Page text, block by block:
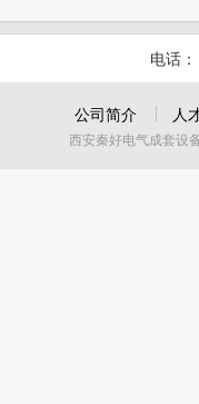
电话：
公司简介 人
西安秦好电气成套